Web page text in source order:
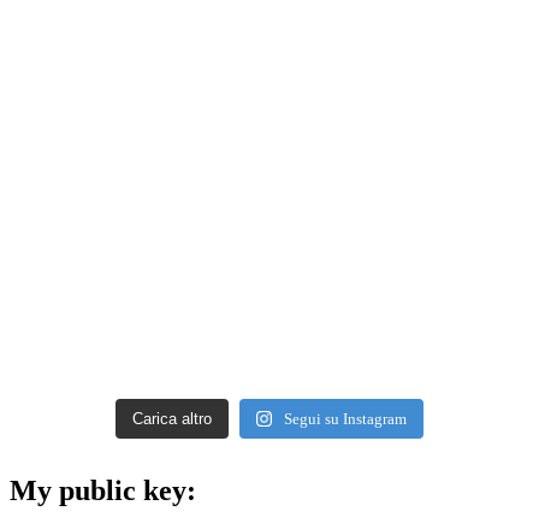
Carica altro Segui su Instagram
My public key: